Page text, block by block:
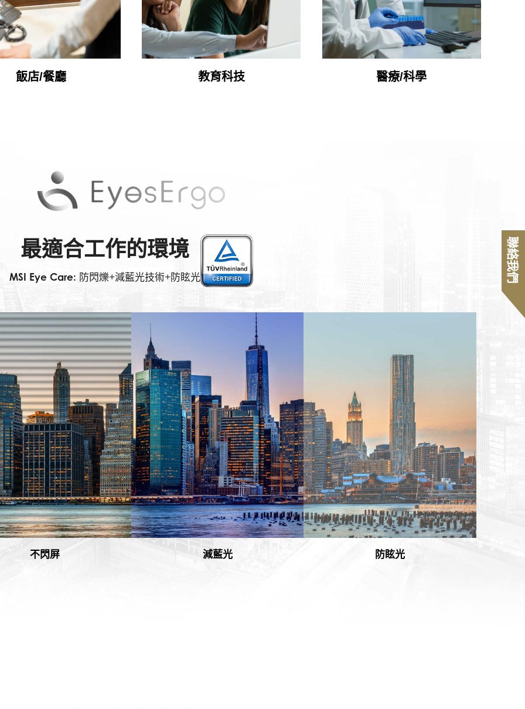
飯店/餐廳 教育科技 醫療/科學
最適合工作的環境
MSI Eye Care: 防閃爍+減藍光技術+防眩光
不閃屏 減藍光 防眩光
聯絡我們